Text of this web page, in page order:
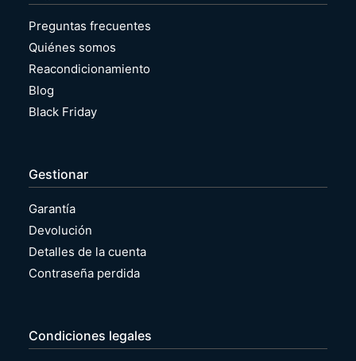
Preguntas frecuentes
Quiénes somos
Reacondicionamiento
Blog
Black Friday
Gestionar
Garantía
Devolución
Detalles de la cuenta
Contraseña perdida
Condiciones legales